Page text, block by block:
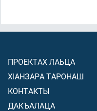
ПРОЕКТАХ ЛАЬЦА
ХIАНЗАРА ТАРОНАШ
КОНТАКТЫ
ДАКЪАЛАЦА